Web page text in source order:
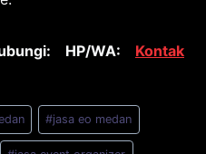
HP/WA: Kontak
#jasa eo medan